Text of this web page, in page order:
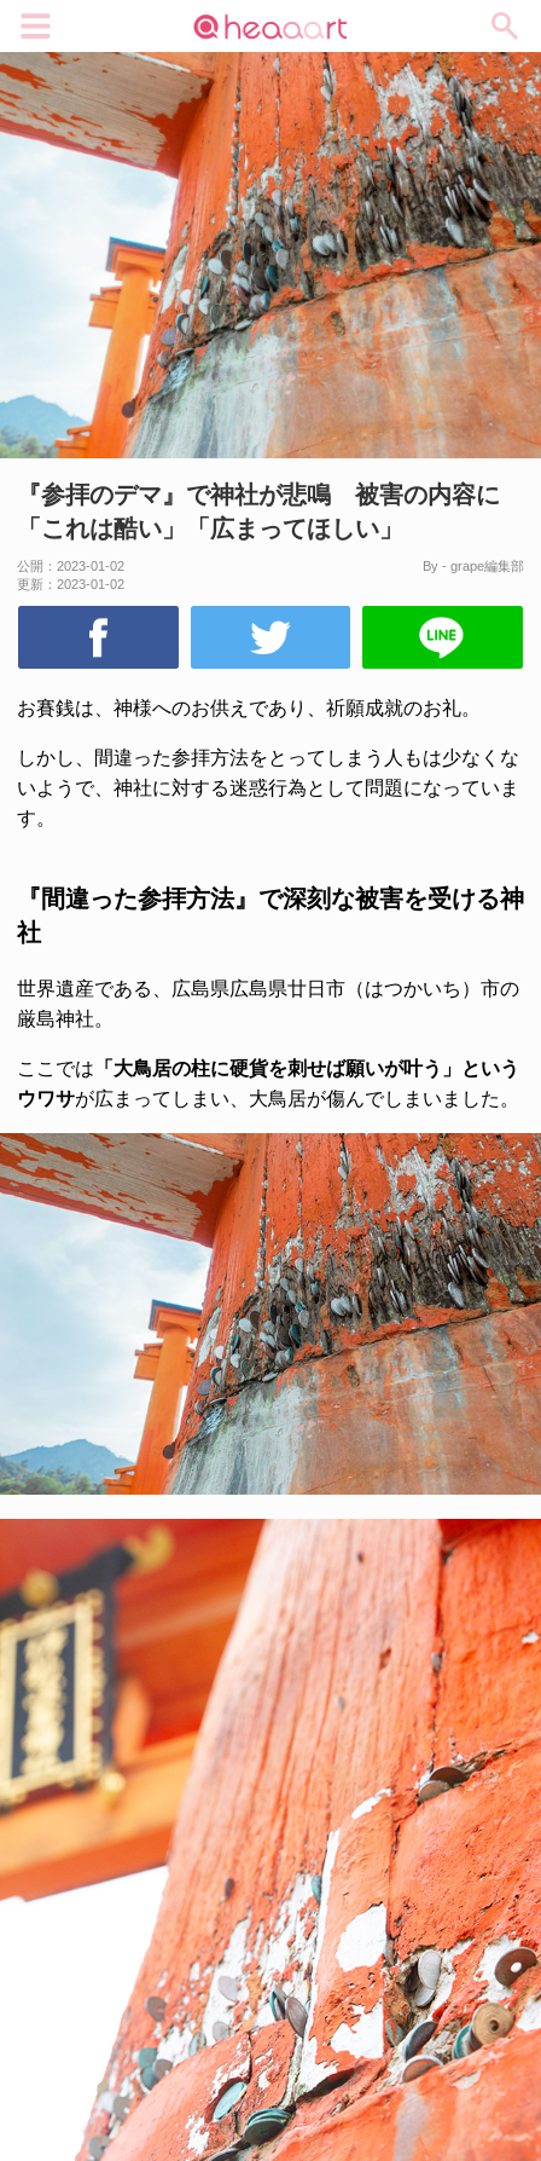
『参拝のデマ』で神社が悲鳴 被害の内容に
「これは酷い」「広まってほしい」
公開： 2023-01-02
更新： 2023-01-02
By - grape編集部
お賽銭は、神様へのお供えであり、祈願成就のお礼。
しかし、間違った参拝方法をとってしまう人もは少なくな
いようで、神社に対する迷惑行為として問題になっていま
す。
『間違った参拝方法』で深刻な被害を受ける神
社
世界遺産である、広島県広島県廿日市（はつかいち）市の
厳島神社。
ここでは 「大鳥居の柱に硬貨を刺せば願いが叶う」という
ウワサが広まってしまい、大鳥居が傷んでしまいました。